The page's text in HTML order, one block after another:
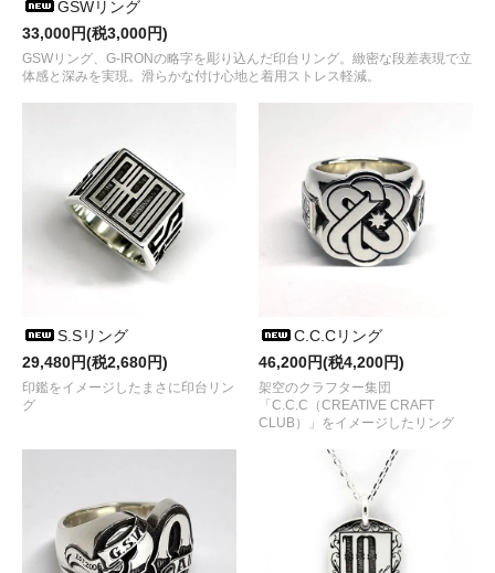
GSWリング
33,000円(税3,000円)
GSWリング、G-IRONの略字を彫り込んだ印台リング。緻密な段差表現で立
体感と深みを実現。滑らかな付け心地と着用ストレス軽減。
S.Sリング
29,480円(税2,680円)
印鑑をイメージしたまさに印台リン
グ
C.C.Cリング
46,200円(税4,200円)
架空のクラフター集団
「C.C.C（CREATIVE CRAFT
CLUB）」をイメージしたリング